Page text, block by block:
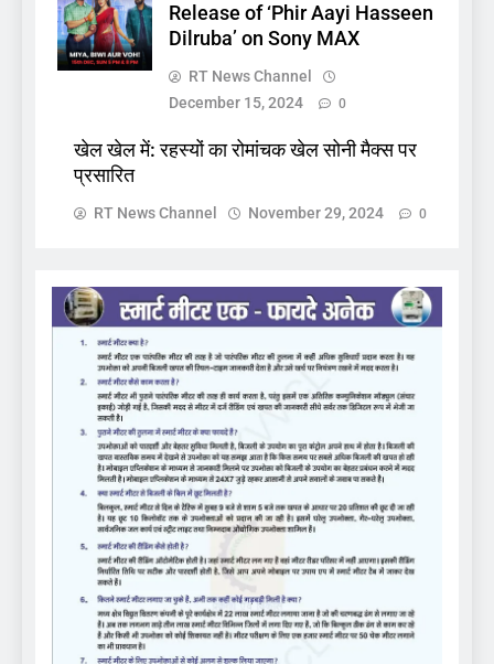
Release of ‘Phir Aayi Hasseen
Dilruba’ on Sony MAX
RT News Channel
December 15, 2024
0
खेल खेल में: रहस्यों का रोमांचक खेल सोनी मैक्स पर
प्रसारित
RT News Channel November 29, 2024 0